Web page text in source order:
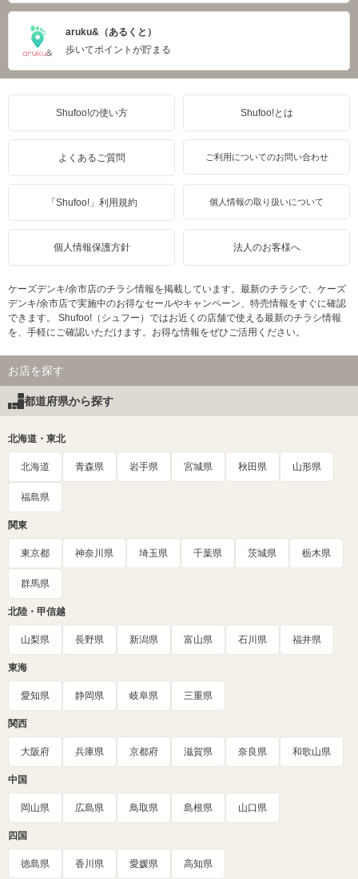
aruku&（あるくと）
歩いてポイントが貯まる
Shufoo!の使い方 Shufoo!とは
よくあるご質問 ご利用についてのお問い合わせ
「Shufoo!」利用規約 個人情報の取り扱いについて
個人情報保護方針 法人のお客様へ
ケーズデンキ/余市店のチラシ情報を掲載しています。最新のチラシで、ケーズ
デンキ/余市店で実施中のお得なセールやキャンペーン、特売情報をすぐに確認
できます。 Shufoo!（シュフー）ではお近くの店舗で使える最新のチラシ情報
を、手軽にご確認いただけます。お得な情報をぜひご活用ください。
お店を探す
都道府県から探す
北海道・東北
北海道 青森県 岩手県 宮城県 秋田県 山形県
福島県
関東
東京都 神奈川県 埼玉県 千葉県 茨城県 栃木県
群馬県
北陸・甲信越
山梨県 長野県 新潟県 富山県 石川県 福井県
東海
愛知県 静岡県 岐阜県 三重県
関西
大阪府 兵庫県 京都府 滋賀県 奈良県 和歌山県
中国
岡山県 広島県 鳥取県 島根県 山口県
四国
徳島県 香川県 愛媛県 高知県